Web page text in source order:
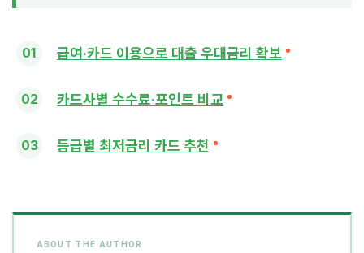
급여·카드 이용으로 대출 우대금리 확보
카드사별 수수료·포인트 비교
등급별 최저금리 카드 추천
ABOUT THE AUTHOR